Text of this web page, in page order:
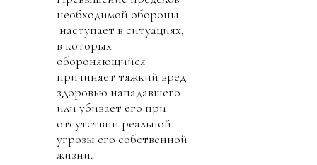
необходимой обороны –
наступает в ситуациях,
в которых
обороняющийся
причиняет тяжкий вред
здоровью нападавшего
или убивает его при
отсутствии реальной
угрозы его собственной
жизни.